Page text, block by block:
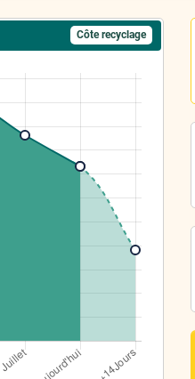
Côte recyclage